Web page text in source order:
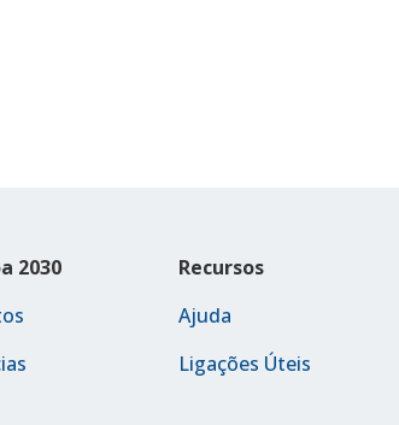
2030
Recursos
Ajuda
Ligações Úteis